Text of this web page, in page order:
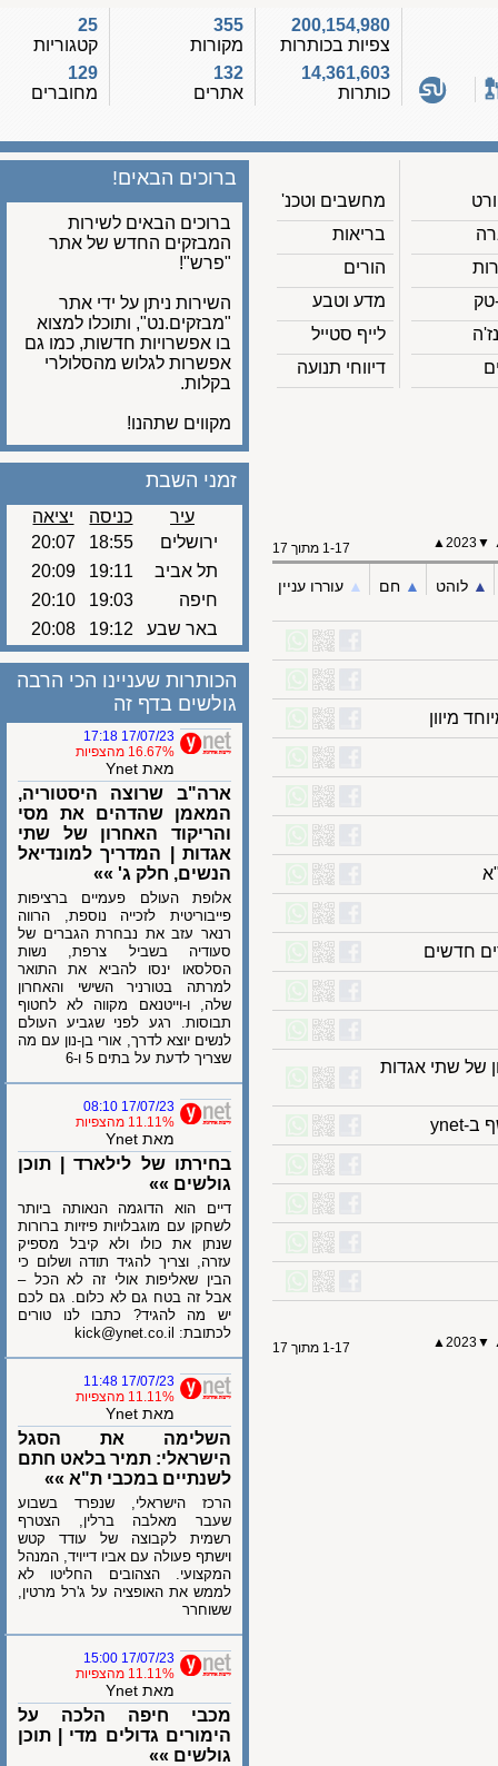
200,154,980
צפיות בכותרות
14,361,603
כותרות
355
מקורות
132
אתרים
קטגוריות
129
מחוברים
מחשבים וטכנ'
בריאות
הורים
מדע וטבע
לייף סטייל
דיווחי תנועה
ברוכים הבאים!
ברוכים הבאים לשירות
המבזקים החדש של אתר
"פרש"!
השירות ניתן על ידי אתר
"מבזקים.נט", ותוכלו למצוא
בו אפשרויות חדשות, כמו גם
אפשרות לגלוש מהסלולרי
בקלות.
מקווים שתהנו!
2023
▲ 1-17 מתוך 17
לוהט ▲︎ חם ▲︎ עוררו עניין
חדשים
שתי אגדות
2023
▲ 1-17 מתוך 17
זמני השבת
עיר כניסה
יציאה
ירושלים
18:55
20:07
תל אביב
19:11
20:09
חיפה
19:03
20:10
באר שבע
19:12
20:08
הכותרות שעניינו הכי הרבה
גולשים בדף זה
17/07/23 17:18
16.67% מהצפיות
מאת Ynet
ארה"ב שרוצה היסטוריה,
המאמן שהדהים את מסי
והריקוד האחרון של שתי
אגדות | המדריך למונדיאל
הנשים, חלק ג' »»
אלופת העולם פעמיים ברציפות
פייבוריטית לזכייה נוספת, הרווה
רנאר עזב את נבחרת הגברים של
סעודיה בשביל צרפת, נשות
הסלסאו ינסו להביא את התואר
למרתה בטורניר השישי והאחרון
שלה, ו-וייטנאם מקווה לא לחטוף
תבוסות. רגע לפני שגביע העולם
לנשים יוצא לדרך, אורי בן-נון עם מה
שצריך לדעת על בתים 5 ו-6
17/07/23 08:10
11.11% מהצפיות
מאת Ynet
בחירתו של לילארד | תוכן
גולשים »»
דיים הוא הדוגמה הנאותה ביותר
לשחקן עם מוגבלויות פיזיות ברורות
שנתן את כולו ולא קיבל מספיק
עזרה, וצריך להגיד תודה ושלום כי
הבין שאליפות אולי זה לא הכל –
אבל זה בטח גם לא כלום. גם לכם
יש מה להגיד? כתבו לנו טורים
לכתובת: kick@ynet.co.il
17/07/23 11:48
11.11% מהצפיות
מאת Ynet
השלימה את הסגל
הישראלי: תמיר בלאט חתם
לשנתיים במכבי ת"א »»
הרכז הישראלי, שנפרד בשבוע
שעבר מאלבה ברלין, הצטרף
רשמית לקבוצה של עודד קטש
וישתף פעולה עם אביו דייויד, המנהל
המקצועי. הצהובים החליטו לא
לממש את האופציה על ג'רל מרטין,
ששוחרר
17/07/23 15:00
11.11% מהצפיות
מאת Ynet
מכבי חיפה הלכה על
הימורים גדולים מדי | תוכן
גולשים »»